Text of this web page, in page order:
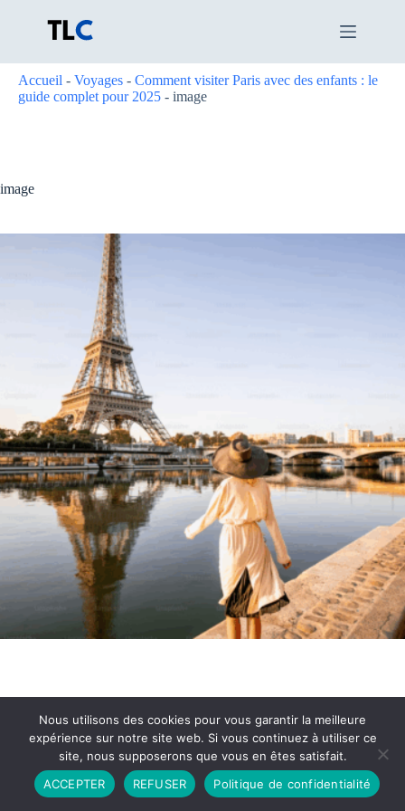
Accueil - Voyages - Comment visiter Paris avec des enfants : le
guide complet pour 2025 - image
image
Partenariat Contact
Politique de Confidentialité
CGU
Copyright © 2026 - Propulsé par DIEUDUDIABLE
Nous utilisons des cookies pour vous garantir la meilleure
expérience sur notre site web. Si vous continuez à utiliser ce
site, nous supposerons que vous en êtes satisfait.
ACCEPTER
REFUSER Politique de confidentialité